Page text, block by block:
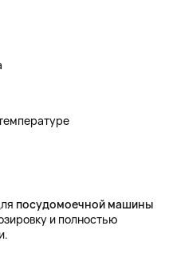
посудомоечной машины
и полностью